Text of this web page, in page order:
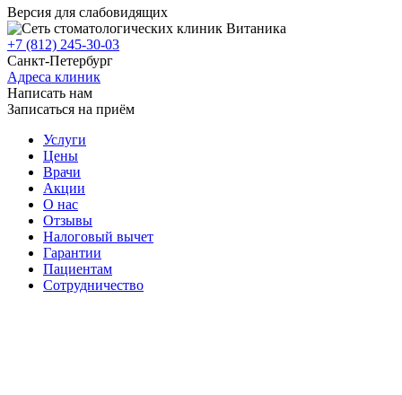
Версия для слабовидящих
+7 (812) 245-30-03
Санкт-Петербург
Адреса клиник
Написать нам
Записаться на приём
Услуги
Цены
Врачи
Акции
О нас
Отзывы
Налоговый вычет
Гарантии
Пациентам
Сотрудничество